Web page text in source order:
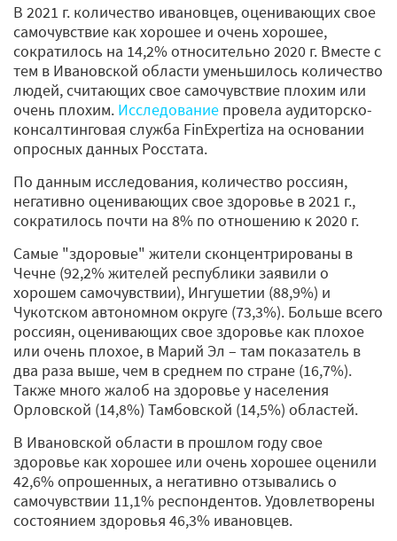
В 2021 г. количество ивановцев, оценивающих свое
самочувствие как хорошее и очень хорошее,
сократилось на 14,2% относительно 2020 г. Вместе с
тем в Ивановской области уменьшилось количество
людей, считающих свое самочувствие плохим или
очень плохим. Исследование провела аудиторско-
консалтинговая служба FinExpertiza на основании
опросных данных Росстата.
По данным исследования, количество россиян,
негативно оценивающих свое здоровье в 2021 г.,
сократилось почти на 8% по отношению к 2020 г.
Самые "здоровые" жители сконцентрированы в
Чечне (92,2% жителей республики заявили о
хорошем самочувствии), Ингушетии (88,9%) и
Чукотском автономном округе (73,3%). Больше всего
россиян, оценивающих свое здоровье как плохое
или очень плохое, в Марий Эл – там показатель в
два раза выше, чем в среднем по стране (16,7%).
Также много жалоб на здоровье у населения
Орловской (14,8%) Тамбовской (14,5%) областей.
В Ивановской области в прошлом году свое
здоровье как хорошее или очень хорошее оценили
42,6% опрошенных, а негативно отзывались о
самочувствии 11,1% респондентов. Удовлетворены
состоянием здоровья 46,3% ивановцев.